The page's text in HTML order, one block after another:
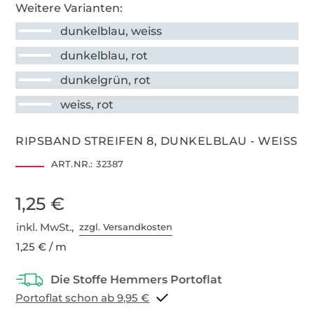
Weitere Varianten:
dunkelblau, weiss
dunkelblau, rot
dunkelgrün, rot
weiss, rot
RIPSBAND STREIFEN 8, DUNKELBLAU - WEISS
ART.NR.: 32387
1,25 €
inkl. MwSt.,zzgl. Versandkosten
1,25 € / m
Portoflat schon ab 9,95 €